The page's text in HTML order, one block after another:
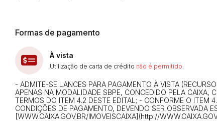
Formas de pagamento
À vista
Utilização de carta de crédito não é permitido.
- ADMITE-SE LANCES PARA PAGAMENTO À VISTA
APENAS NA MODALIDADE SBPE, CONCEDIDO PELA CAIXA,
TERMOS DO ITEM 4.2 DESTE EDITAL; - CONFORME O ITEM
CONDIÇÕES DE PAGAMENTO, DEVENDO SER OBSERVADA
[WWW.CAIXA.GOV.BR/IMOVEISCAIXA](http://